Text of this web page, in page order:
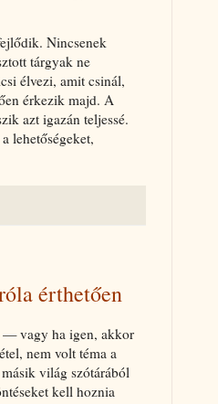
Nincsenek
tárgyak ne
élvezi, amit csinál,
érkezik majd. A
azt igazán teljessé.
lehetőségeket,
érthetően
— vagy ha igen, akkor
nem volt téma a
világ szótárából
kell hoznia